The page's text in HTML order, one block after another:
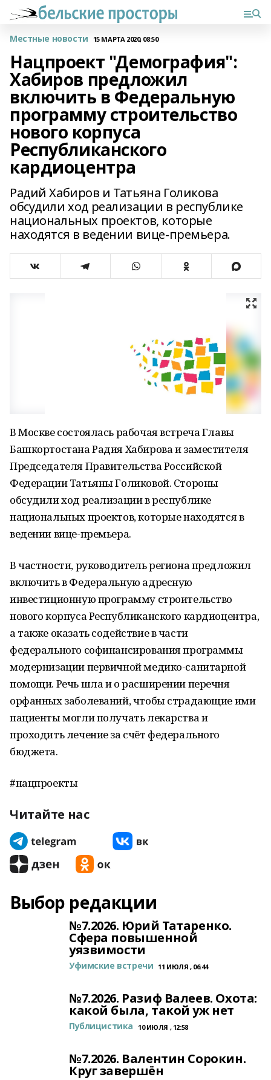
Местные новости 15 МАРТА 2020, 08:50
Нацпроект "Демография":
Хабиров предложил
включить в Федеральную
программу строительство
нового корпуса
Республиканского
кардиоцентра
Радий Хабиров и Татьяна Голикова
обсудили ход реализации в республике
национальных проектов, которые
находятся в ведении вице-премьера.
В Москве состоялась рабочая встреча Главы
Башкортостана Радия Хабирова и заместителя
Председателя Правительства Российской
Федерации Татьяны Голиковой. Стороны
обсудили ход реализации в республике
национальных проектов, которые находятся в
ведении вице-премьера.
В частности, руководитель региона предложил
включить в Федеральную адресную
инвестиционную программу строительство
нового корпуса Республиканского кардиоцентра,
а также оказать содействие в части
федерального софинансирования программы
модернизации первичной медико-санитарной
помощи. Речь шла и о расширении перечня
орфанных заболеваний, чтобы страдающие ими
пациенты могли получать лекарства и
проходить лечение за счёт федерального
бюджета.
#нацпроекты
Читайте нас
Выбор редакции
№7.2026. Юрий Татаренко.
Сфера повышенной
уязвимости
Уфимские встречи 11 ИЮЛЯ , 06:44
№7.2026. Разиф Валеев. Охота:
какой была, такой уж нет
Публицистика 10 ИЮЛЯ , 12:58
№7.2026. Валентин Сорокин.
Круг завершён